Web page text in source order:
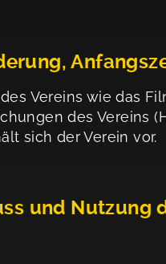
Vereins wie das
des Vereins
sich der Verein vor.
und Nutzung